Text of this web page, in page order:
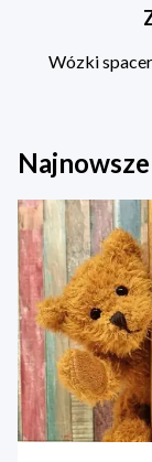
Wózki